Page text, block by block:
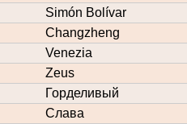
Simón Bolívar
Changzheng
Venezia
Zeus
Горделивый
Слава